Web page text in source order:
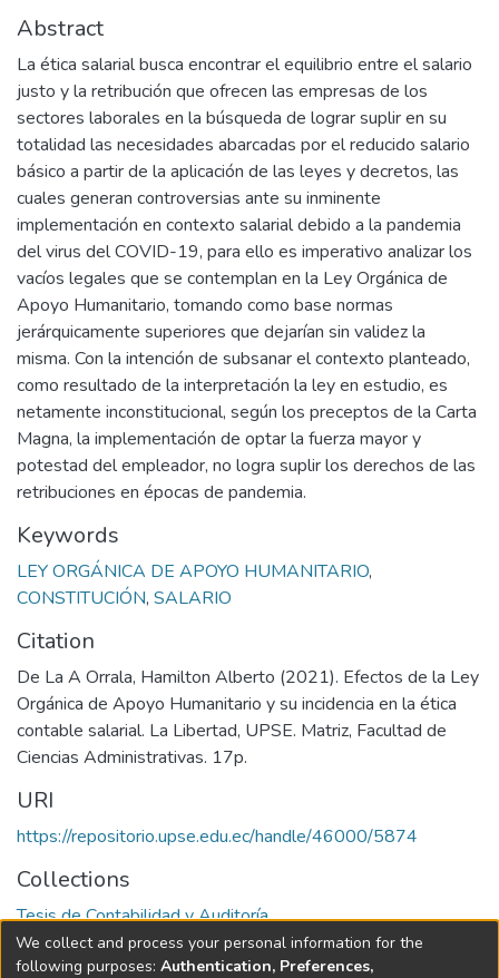
Abstract
La ética salarial busca encontrar el equilibrio entre el salario
justo y la retribución que ofrecen las empresas de los
sectores laborales en la búsqueda de lograr suplir en su
totalidad las necesidades abarcadas por el reducido salario
básico a partir de la aplicación de las leyes y decretos, las
cuales generan controversias ante su inminente
implementación en contexto salarial debido a la pandemia
del virus del COVID-19, para ello es imperativo analizar los
vacíos legales que se contemplan en la Ley Orgánica de
Apoyo Humanitario, tomando como base normas
jerárquicamente superiores que dejarían sin validez la
misma. Con la intención de subsanar el contexto planteado,
como resultado de la interpretación la ley en estudio, es
netamente inconstitucional, según los preceptos de la Carta
Magna, la implementación de optar la fuerza mayor y
potestad del empleador, no logra suplir los derechos de las
retribuciones en épocas de pandemia.
Keywords
LEY ORGÁNICA DE APOYO HUMANITARIO,
CONSTITUCIÓN, SALARIO
Citation
De La A Orrala, Hamilton Alberto (2021). Efectos de la Ley
Orgánica de Apoyo Humanitario y su incidencia en la ética
contable salarial. La Libertad, UPSE. Matriz, Facultad de
Ciencias Administrativas. 17p.
URI
https://repositorio.upse.edu.ec/handle/46000/5874
Collections
Tesis de Contabilidad y Auditoría
Full item page
We collect and process your personal information for the
following purposes: Authentication, Preferences,